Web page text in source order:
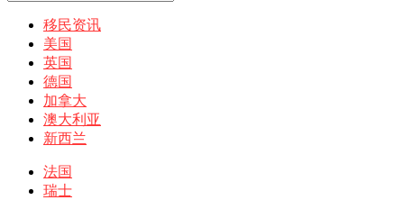
移民资讯
美国
英国
德国
加拿大
澳大利亚
新西兰
法国
瑞士